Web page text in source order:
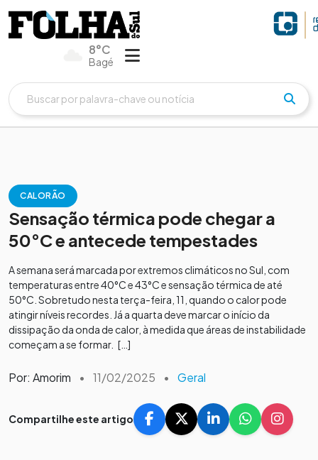
8°C
Bagé
CALORÃO
Sensação térmica pode chegar a
50°C e antecede tempestades
A semana será marcada por extremos climáticos no Sul, com
temperaturas entre 40°C e 43°C e sensação térmica de até
50°C. Sobretudo nesta terça-feira, 11, quando o calor pode
atingir níveis recordes. Já a quarta deve marcar o início da
dissipação da onda de calor, à medida que áreas de instabilidade
começam a se formar. […]
Por: Amorim • 11/02/2025 • Geral
Compartilhe este artigo